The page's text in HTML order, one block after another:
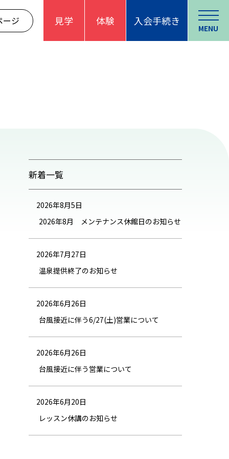
ージ 見学 体験 入会手続き
MENU
新着一覧
2026年8月5日
2026年8月 メンテナンス休館日のお知らせ
2026年7月27日
温泉提供終了のお知らせ
2026年6月26日
台風接近に伴う6/27(土)営業について
2026年6月26日
台風接近に伴う営業について
2026年6月20日
レッスン休講のお知らせ